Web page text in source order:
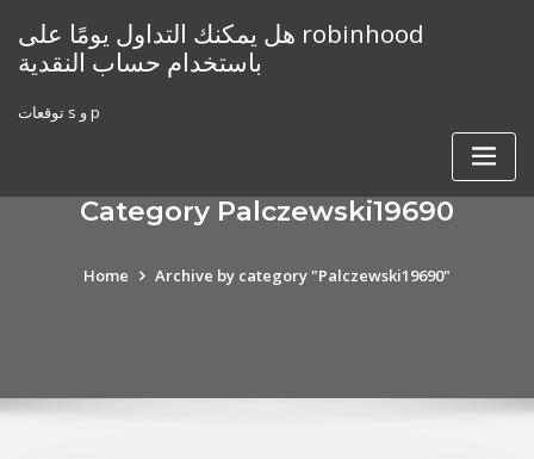
content
هل يمكنك التداول يومًا على robinhood
باستخدام حساب النقدية
توقعات s و p
Category Palczewski19690
Home Archive by category "Palczewski19690"